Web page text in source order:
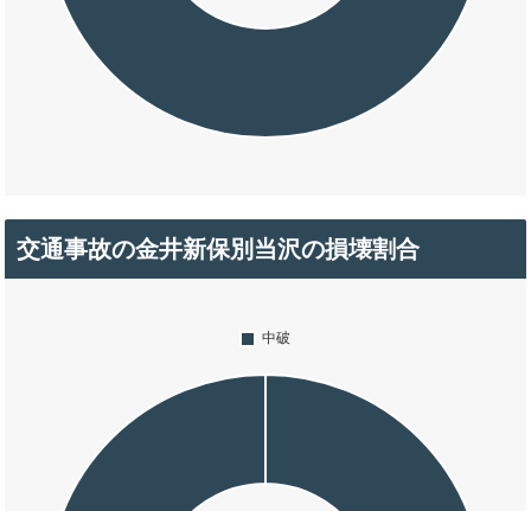
交通事故の金井新保別当沢の損壊割合